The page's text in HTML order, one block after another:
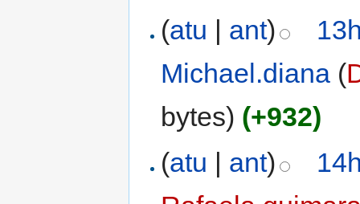
(atu | ant)
Michael.diana (
bytes) (+932)
(atu ant)